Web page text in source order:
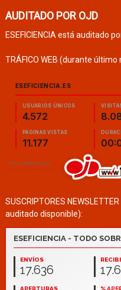
AUDITADO POR OJD
ESEFICIENCIA está auditado
TRÁFICO WEB (durante
SUSCRIPTORES
auditado disponible):